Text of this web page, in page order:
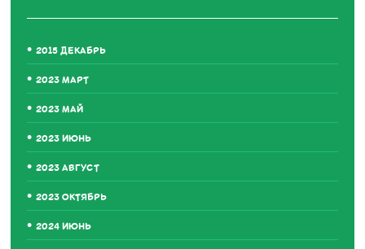
2015 ДЕКАБРЬ
2023 МАРТ
2023 МАЙ
2023 ИЮНЬ
2023 АВГУСТ
2023 ОКТЯБРЬ
2024 ИЮНЬ